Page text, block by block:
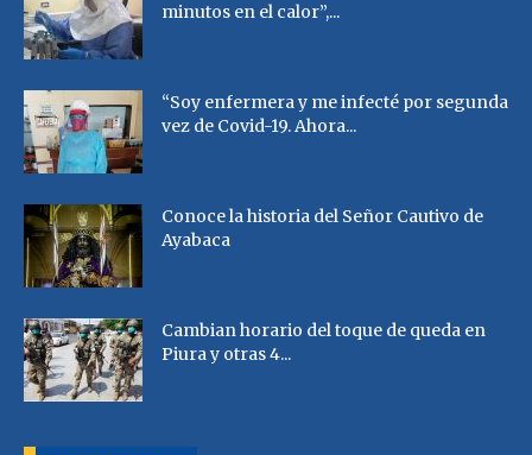
minutos en el calor”,...
“Soy enfermera y me infecté por segunda
vez de Covid-19. Ahora...
Conoce la historia del Señor Cautivo de
Ayabaca
Cambian horario del toque de queda en
Piura y otras 4...